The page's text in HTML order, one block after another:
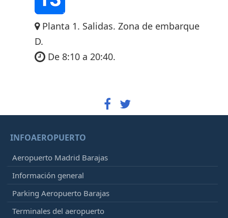
Planta 1. Salidas. Zona de embarque
D.
De 8:10 a 20:40.
INFOAEROPUERTO
Aeropuerto Madrid Barajas
Información general
Parking Aeropuerto Barajas
Terminales del aeropuerto